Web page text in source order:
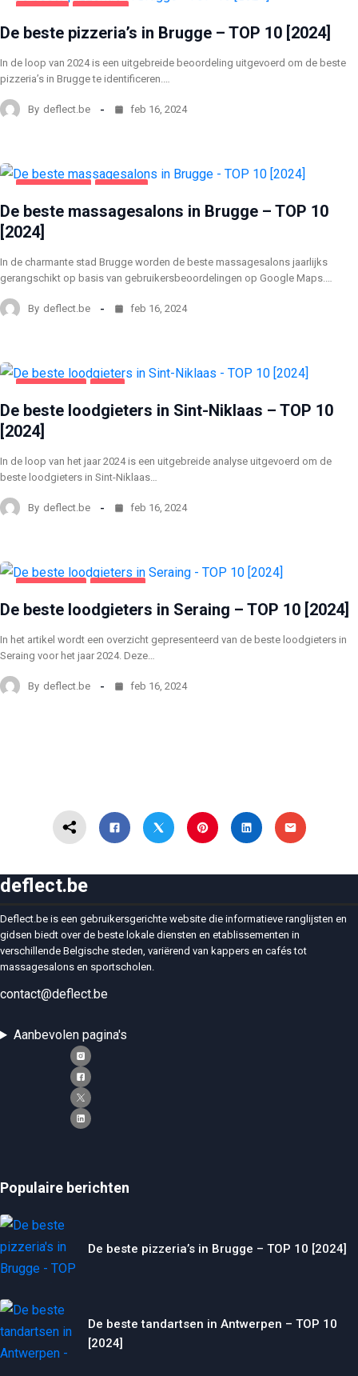
De beste pizzeria’s in Brugge – TOP 10 [2024]
In de loop van 2024 is een uitgebreide beoordeling uitgevoerd om de beste
pizzeria’s in Brugge te identificeren.…
By deflect.be feb 16, 2024
De beste massagesalons in Brugge – TOP 10
[2024]
In de charmante stad Brugge worden de beste massagesalons jaarlijks
gerangschikt op basis van gebruikersbeoordelingen op Google Maps.…
By deflect.be feb 16, 2024
De beste loodgieters in Sint-Niklaas – TOP 10
[2024]
In de loop van het jaar 2024 is een uitgebreide analyse uitgevoerd om de
beste loodgieters in Sint-Niklaas…
By deflect.be feb 16, 2024
De beste loodgieters in Seraing – TOP 10 [2024]
In het artikel wordt een overzicht gepresenteerd van de beste loodgieters in
Seraing voor het jaar 2024. Deze…
By deflect.be feb 16, 2024
deflect.be
Deflect.be is een gebruikersgerichte website die informatieve ranglijsten en
gidsen biedt over de beste lokale diensten en etablissementen in
verschillende Belgische steden, variërend van kappers en cafés tot
massagesalons en sportscholen.
contact@deflect.be
Aanbevolen pagina's
Populaire berichten
De beste pizzeria’s in Brugge – TOP 10 [2024]
De beste tandartsen in Antwerpen – TOP 10
[2024]